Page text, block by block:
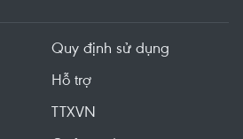
Quy định sử dụng
Hỗ trợ
TTXVN